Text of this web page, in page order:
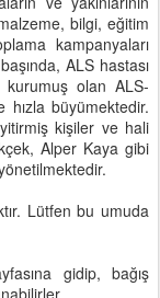
bilgi, eğitim
kampanyaları
ALS hastası
kurumuş olan ALS-
büyümektedir.
kişiler ve hali
Alper Kaya gibi
Lütfen bu umuda
gidip, bağış